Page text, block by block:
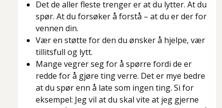
Det de aller fleste trenger er at du lytter. At du
spør. At du forsøker å forstå – at du er der for
vennen din.
Vær en støtte for den du ønsker å hjelpe, vær
tillitsfull og lytt.
Mange vegrer seg for å spørre fordi de er
redde for å gjøre ting verre. Det er mye bedre
at du spør enn å late som ingen ting. Si for
eksempel: Jeg vil at du skal vite at jeg gjerne